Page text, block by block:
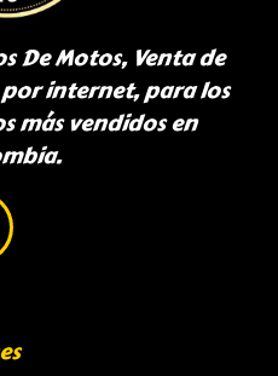
De Motos, Venta de
internet, para los
más vendidos en